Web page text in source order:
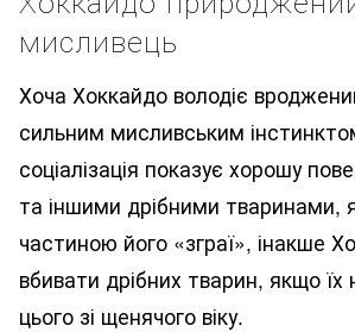
мисливець
Хоча Хоккайдо володіє
сильним мисливським
соціалізація показує хорошу
та іншими дрібними тваринами,
частиною його «зграї», інакше
вбивати дрібних тварин, якщо їх
цього зі щенячого віку.